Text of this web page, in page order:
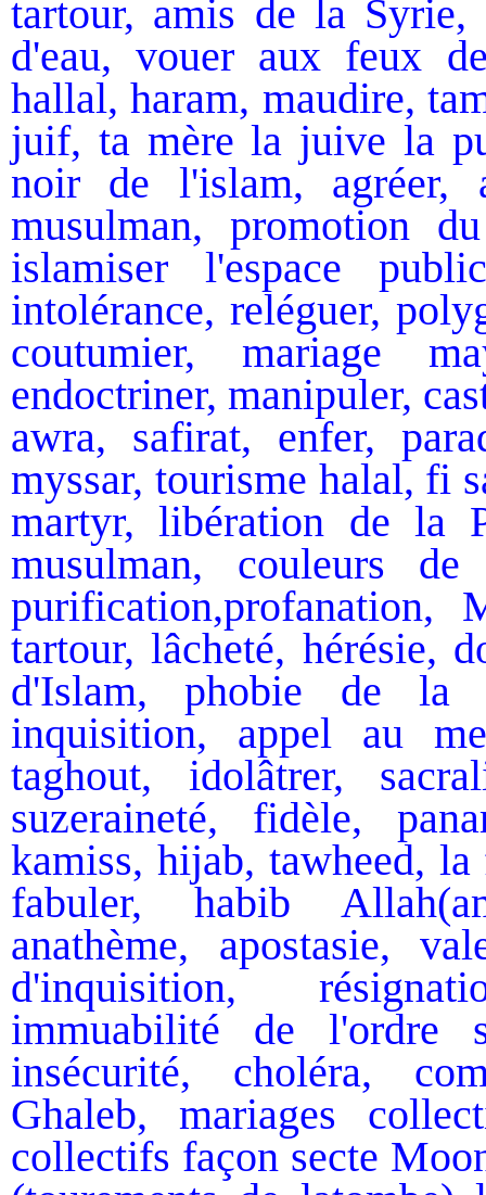
tartour, amis de la Syrie,
d'eau, vouer aux feux
hallal, haram, maudire,
juif, ta mère la juive la
noir de l'islam, agréer,
musulman, promotion
islamiser l'espace
intolérance, reléguer,
coutumier, mariage
endoctriner, manipuler,
awra, safirat, enfer,
myssar, tourisme halal, fi
martyr, libération de la
musulman, couleurs
purification,profanation,
tartour, lâcheté, hérésie,
d'Islam, phobie de la
inquisition, appel au
taghout, idolâtrer,
suzeraineté, fidèle,
kamiss, hijab, tawheed,
fabuler, habib
anathème, apostasie,
d'inquisition,
immuabilité de l'ordre
insécurité, choléra,
Ghaleb, mariages
collectifs façon secte